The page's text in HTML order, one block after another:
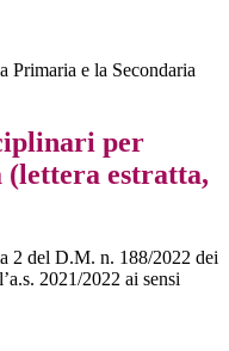
Primaria e la Secondaria
per
(lettera estratta,
2 del D.M. n. 188/2022 dei
2021/2022 ai sensi